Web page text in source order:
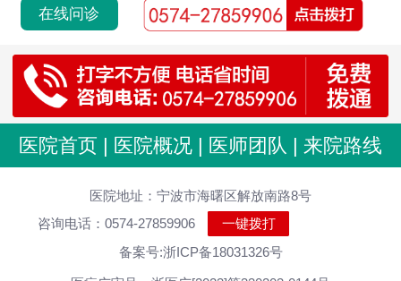
在线问诊
医院首页 | 医院概况 | 医师团队 | 来院路线
医院地址：宁波市海曙区解放南路8号
咨询电话：0574-27859906
一键拨打
备案号:浙ICP备18031326号